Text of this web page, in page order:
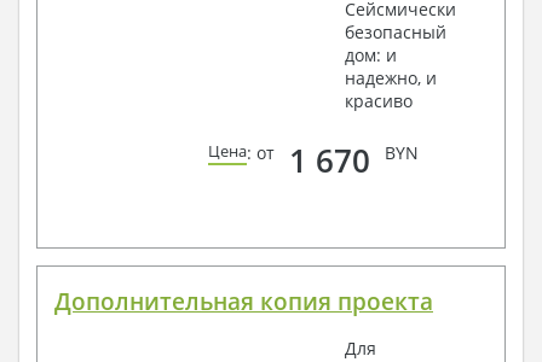
Сейсмически
безопасный
дом: и
надежно, и
красиво
Цена: от 1 670 BYN
Дополнительная копия проекта
Для